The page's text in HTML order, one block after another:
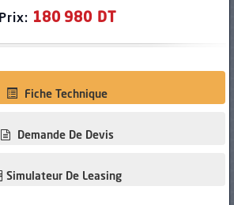
Prix: 180 980 DT
Fiche Technique
Demande De Devis
Simulateur De Leasing